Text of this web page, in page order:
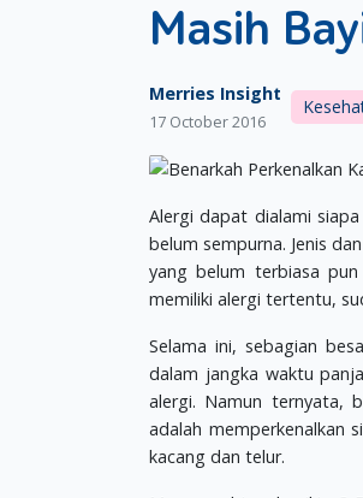
Masih
Merries Insight
17 October 2016
Alergi dapat dialami
belum sempurna. Jenis
yang belum terbiasa
memiliki alergi tertentu,
Selama ini, sebagian
dalam jangka waktu
alergi. Namun ternyata,
adalah memperkenalkan
kacang dan telur.